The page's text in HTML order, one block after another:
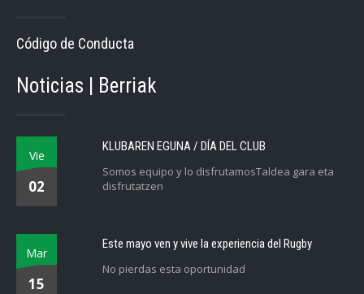
Código de Conducta
Noticias | Berriak
Vie
02
KLUBAREN EGUNA / DÍA DEL CLUB
Somos equipo y lo disfrutamosTaldea gara eta
disfrutatzen
Mar
15
Este mayo ven y vive la experiencia del Rugby
No pierdas esta oportunidad